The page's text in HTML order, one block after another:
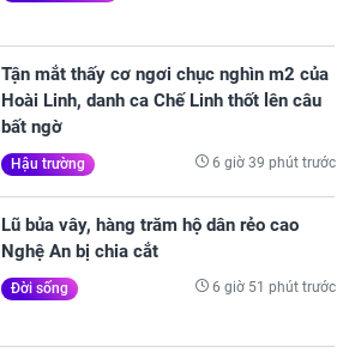
Tận mắt thấy cơ ngơi chục nghìn m2 của
Hoài Linh, danh ca Chế Linh thốt lên câu
bất ngờ
Hậu trường 6 giờ 39 phút trước
Lũ bủa vây, hàng trăm hộ dân rẻo cao
Nghệ An bị chia cắt
Đời sống 6 giờ 51 phút trước